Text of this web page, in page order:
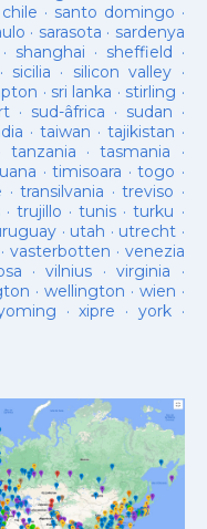
· santo domingo ·
· sarasota · sardenya
· shanghai · sheffield ·
· sicilia · silicon valley ·
· sri lanka · stirling ·
· sud-âfrica · sudan ·
·taiwan · tajikistan ·
tanzania ·tasmania ·
·timisoara ·togo ·
·transilvania ·treviso ·
·trujillo ·tunis ·turku ·
· utah · utrecht ·
vasterbotten · venezia
·vilnius ·virginia ·
· wellington · wien ·
·xipre · york·